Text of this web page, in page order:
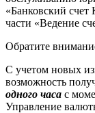
«Банковский счет
части «Ведение
Обратите
С учетом новых
возможность
одного часа с
Управление